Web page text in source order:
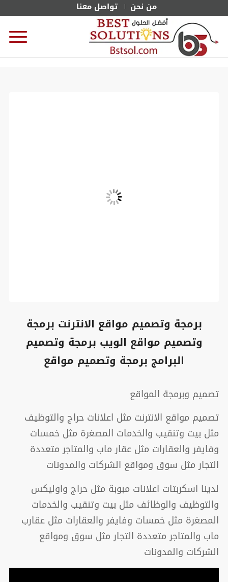
من نحن تواصل معنا
برمجة وتصميم مواقع الانترنت برمجة
وتصميم مواقع الويب برمجة وتصميم
البرامج برمجة وتصميم مواقع
تصميم وبرمجة المواقع
تصميم مواقع الانترنت مثل اعلانات حراج والتوظيف
مثل بيت وتنقيب والخدمات المصغرة مثل خمسات
وفايفر والعقارات مثل عقار ماب والمتاجر متعددة
التجار مثل سوق ومواقع الشركات والمدونات
لدينا اسكربتات اعلانات مبوبة مثل حراج واوليكس
والتوظيف والوظائف مثل بيت وتنقيب والخدمات
المصغرة مثل خمسات وفايفر والعقارات مثل عقارب
ماب والمتاجر متعددة التجار مثل سوق ومواقع
الشركات والمدونات